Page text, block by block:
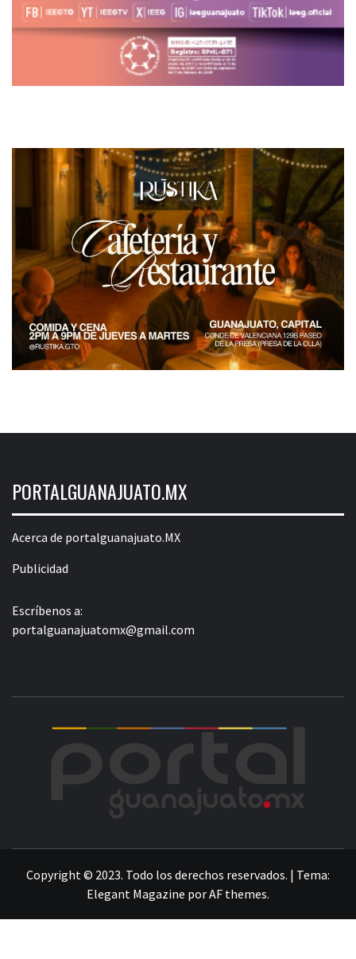
PORTALGUANAJUATO.MX
Acerca de portalguanajuato.MX
Publicidad
Escríbenos a:
portalguanajuatomx@gmail.com
Copyright © 2023. Todo los derechos reservados. | Tema:
Elegant Magazine porAF themes.